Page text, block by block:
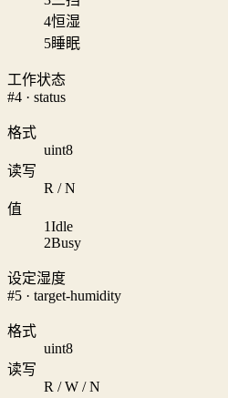
4恒湿
5睡眠
工作状态
#4 · status
格式
uint8
读写
R / N
值
1Idle
2Busy
设定湿度
#5 · target-humidity
格式
uint8
读写
R / W / N